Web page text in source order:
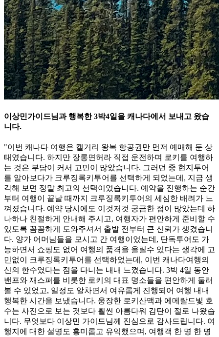
이상민가이드님과 행복한 3박4일을 캐나다에서 보내고 왔습
니다.
"이번 캐나다 여행은 캘거리 왕복 항공권만 먼저 예매해 둔 상
태였습니다. 하지만 장롱면허라 직접 운전하며 로키를 여행하
는 것은 부담이 커서 고민이 많았습니다. 그러던 중 현지투어
를 알아보다가 크루징록키투어를 선택하게 되었는데, 지금 생
각해 보면 정말 최고의 선택이었습니다. 예약을 진행하는 순간
부터 여행이 끝날 때까지 크루징록키투어의 세심한 배려가 느
껴졌습니다. 예약 당시에도 이것저것 궁금한 점이 많았는데 하
나하나 친절하게 안내해 주시고, 여행자가 편안하게 준비할 수
있도록 꼼꼼하게 도와주셔서 출발 전부터 큰 신뢰가 생겼습니
다. 양가 어머님들을 모시고 간 여행이었는데, 단독투어도 가
능하면서 쇼핑도 없어 여행의 품격을 올릴수 있다는 생각에 고
민없이 크루징록키투어를 선택하었는데, 이번 캐나다여행의
신의 한수였다는 점을 다니는 내내 느꼈습니다. 3박 4일 동안
밴프와 재스퍼를 비롯한 로키의 대표 명소들을 편안하게 둘러
볼 수 있었고, 일정도 알차면서 여유롭게 진행되어 여행 내내
행복한 시간을 보냈습니다. 웅장한 로키산맥과 에메랄드빛 호
수는 사진으로 보는 것보다 훨씬 아름다워 감탄이 절로 나왔습
니다. 무엇보다 이상민 가이드님께 진심으로 감사드립니다. 여
행지에 대한 설명도 흥미롭고 유익했으며, 여행객 한 명 한 명